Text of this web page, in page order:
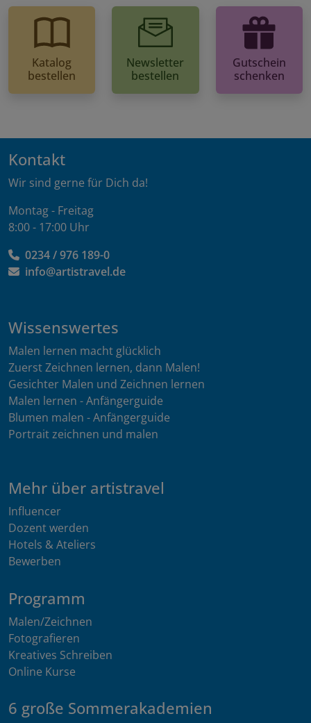
Katalog
bestellen
Newsletter
bestellen
Gutschein
schenken
Kontakt
Wir sind gerne für Dich da!
Montag - Freitag
8:00 - 17:00 Uhr
0234 / 976 189-0
info@artistravel.de
Wissenswertes
Malen lernen macht glücklich
Zuerst Zeichnen lernen, dann Malen!
Gesichter Malen und Zeichnen lernen
Malen lernen - Anfängerguide
Blumen malen - Anfängerguide
Portrait zeichnen und malen
Mehr über artistravel
Influencer
Dozent werden
Hotels & Ateliers
Bewerben
Programm
Malen/Zeichnen
Fotografieren
Kreatives Schreiben
Online Kurse
6 große Sommerakademien